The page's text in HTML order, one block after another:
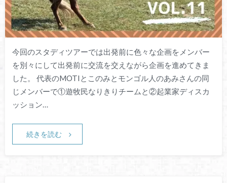
今回のスタディツアーでは出発前に色々な企画をメンバー
を別々にして出発前に交流を交えながら企画を進めてきま
した。 代表のMOTIとこのみとモンゴル人のあみさんの同
じメンバーで①遊牧民なりきりチームと②起業家ディスカ
ッション…
続きを読む